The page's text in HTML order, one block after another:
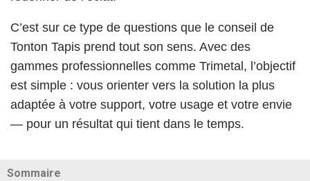
C’est sur ce type de questions que le conseil de
Tonton Tapis prend tout son sens. Avec des
gammes professionnelles comme Trimetal, l’objectif
est simple : vous orienter vers la solution la plus
adaptée à votre support, votre usage et votre envie
— pour un résultat qui tient dans le temps.
Sommaire